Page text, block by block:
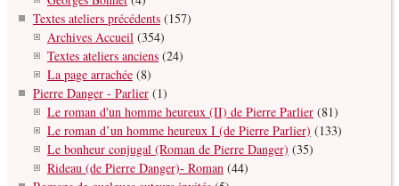
Textes ateliers précédents (157)
Archives Accueil (354)
Textes ateliers anciens (24)
La page arrachée (8)
Pierre Danger - Parlier (1)
Le roman d'un homme heureux (II) de Pierre Parlier (81)
Le roman d’un homme heureux I (de Pierre Parlier) (133)
Le bonheur conjugal (Roman de Pierre Danger) (35)
Rideau (de Pierre Danger)- Roman (44)